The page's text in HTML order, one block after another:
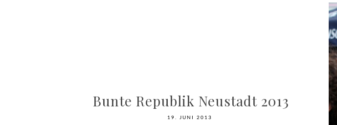
Bunte Republik Neustadt 2013
19. JUNI 2013